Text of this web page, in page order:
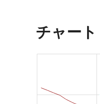
チャート